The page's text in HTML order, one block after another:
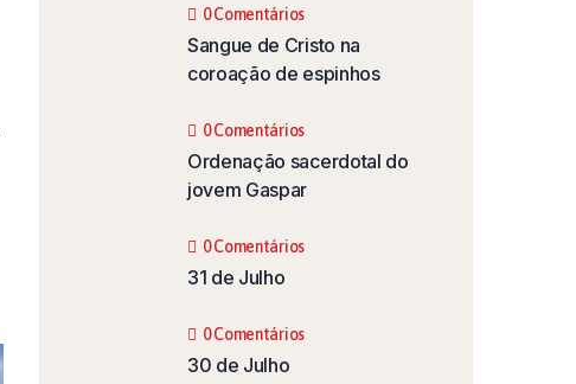
0 Comentários
Sangue de Cristo na
coroação de espinhos
0 Comentários
Ordenação sacerdotal do
jovem Gaspar
0 Comentários
31 de Julho
0 Comentários
30 de Julho